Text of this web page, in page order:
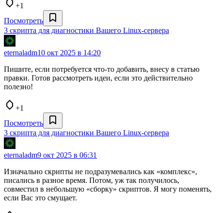
+1
Посмотреть
3 скрипта для диагностики Вашего Linux-сервера
eternaladm10 окт 2025 в 14:20
Пишите, если потребуется что-то добавить, внесу в статью
правки. Готов рассмотреть идеи, если это действительно
полезно!
+1
Посмотреть
3 скрипта для диагностики Вашего Linux-сервера
eternaladm9 окт 2025 в 06:31
Изначально скрипты не подразумевались как «комплекс»,
писались в разное время. Потом, уж так получилось,
совместил в небольшую «сборку» скриптов. Я могу поменять,
если Вас это смущает.